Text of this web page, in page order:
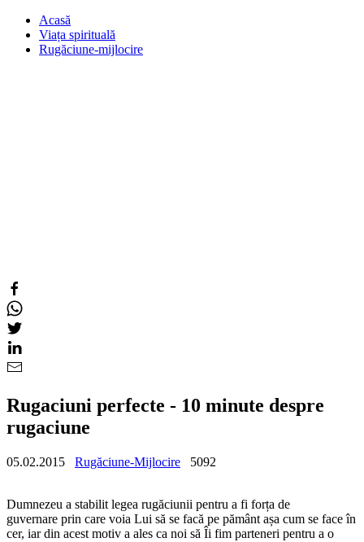
Acasă
Viața spirituală
Rugăciune-mijlocire
Rugaciuni perfecte - 10 minute despre
rugaciune
05.02.2015 Rugăciune-Mijlocire 5092
Dumnezeu a stabilit legea rugăciunii pentru a fi forța de
guvernare prin care voia Lui să se facă pe pământ așa cum se face în
cer, iar din acest motiv a ales ca noi să Îi fim parteneri pentru a o